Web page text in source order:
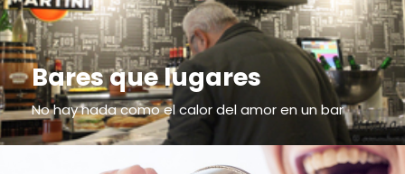
Bares que lugares
No hay nada como el calor del amor en un bar